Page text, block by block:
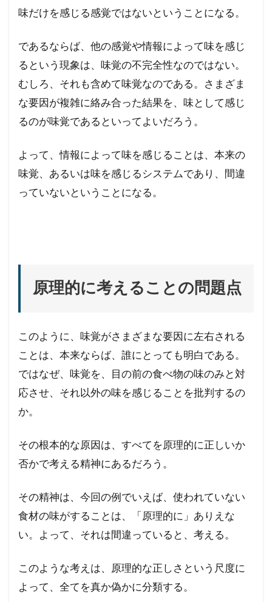
味だけを感じる感覚ではないということになる。
であるならば、他の感覚や情報によって味を感じ
るという現象は、味覚の不完全性なのではない。
むしろ、それも含めて味覚なのである。さまざま
な要因が複雑に絡み合った結果を、味として感じ
るのが味覚であるといってよいだろう。
よって、情報によって味を感じることは、本来の
味覚、あるいは味を感じるシステムであり、間違
っていないということになる。
原理的に考えることの問題点
このように、味覚がさまざまな要因に左右される
ことは、本来ならば、誰にとっても明白である。
ではなぜ、味覚を、目の前の食べ物の味のみと対
応させ、それ以外の味を感じることを批判するの
か。
その根本的な原因は、すべてを原理的に正しいか
否かで考える精神にあるだろう。
その精神は、今回の例でいえば、使われていない
食材の味がすることは、「原理的に」ありえな
い。よって、それは間違っていると、考える。
このような考えは、原理的な正しさという尺度に
よって、全てを真か偽かに分類する。